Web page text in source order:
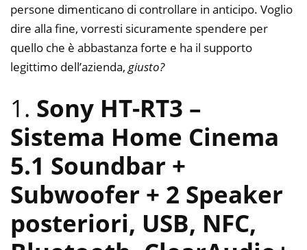
persone dimenticano di controllare in anticipo. Voglio
dire alla fine, vorresti sicuramente spendere per
quello che è abbastanza forte e ha il supporto
legittimo dell’azienda, giusto?
1. Sony HT-RT3 –
Sistema Home Cinema
5.1 Soundbar +
Subwoofer + 2 Speaker
posteriori, USB, NFC,